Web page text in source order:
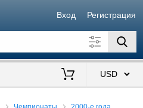
Вход Регистрация